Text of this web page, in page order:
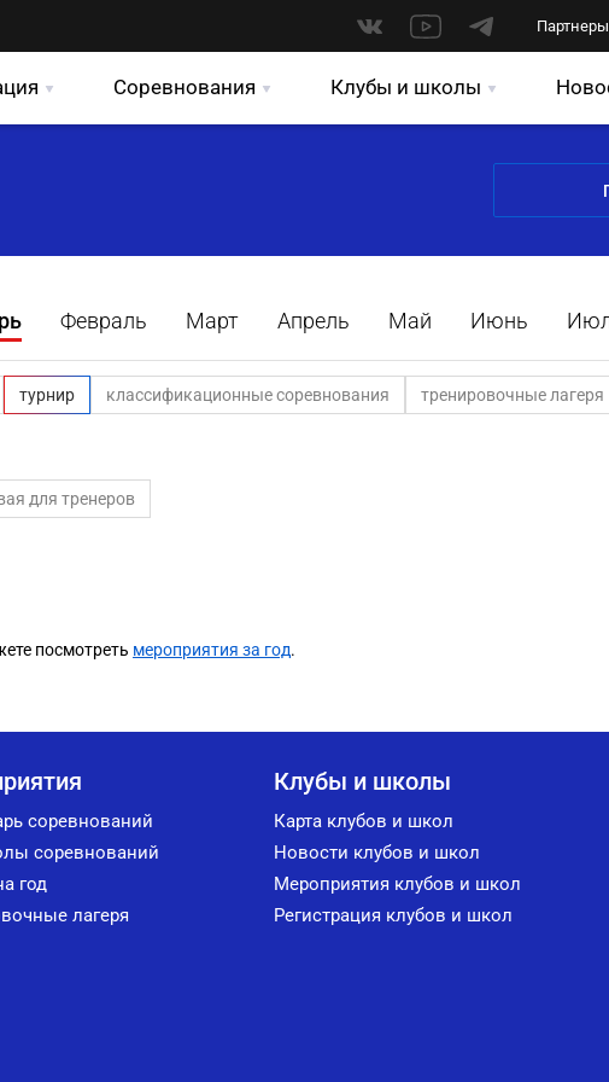
Партнеры
Соревнования Клубы и школы
Февраль Март Апрель Май Июнь
турнир классификационные соревнования тренировочные лагеря
для тренеров
посмотреть мероприятия за год.
соревнований
соревнований
год
лагеря
Клубы и школы
Карта клубов и школ
Новости клубов и школ
Мероприятия клубов и школ
Регистрация клубов и школ